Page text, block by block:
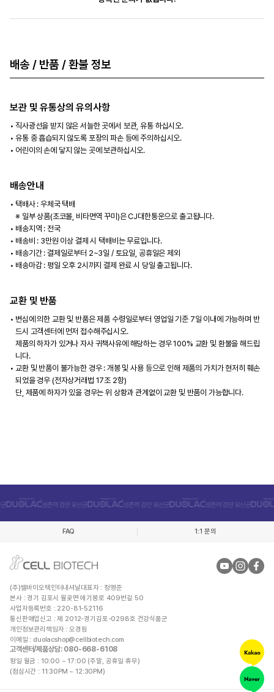
배송 / 반품 / 환불 정보
보관 및 유통상의 유의사항
직사광선을 받지 않은 서늘한 곳에서 보관, 유통 하십시오.
유통 중 흡습되지 않도록 포장의 파손 등에 주의하십시오.
어린이의 손에 닿지 않는 곳에 보관하십시오.
배송안내
택배사 : 우체국 택배
※ 일부 상품(초코볼, 비타면역 꾸미)은 CJ대한통운으로 출고됩니다.
배송지역 : 전국
배송비 : 3만원 이상 결제 시 택배비는 무료입니다.
배송기간 : 결제일로부터 2~3일 / 토요일, 공휴일은 제외
배송마감 : 평일 오후 2시까지 결제 완료 시 당일 출고됩니다.
교환 및 반품
변심에 의한 교환 및 반품은 제품 수령일로부터 영업일 기준 7일 이내에 가능하며 반
드시 고객센터에 먼저 접수해주십시오.
제품의 하자가 있거나 자사 귀책사유에 해당하는 경우 100% 교환 및 환불을 해드립
니다.
교환 및 반품이 불가능한 경우 : 개봉 및 사용 등으로 인해 제품의 가치가 현저히 훼손
되었을 경우 (전자상거래법 17조 2항)
단, 제품에 하자가 있을 경우는 위 상황과 관계없이 교환 및 반품이 가능합니다.
FAQ 1:1 문의
(주)쎌바이오텍인터내셔날대표자 : 정명준
본사 : 경기 김포시 월곶면 애기봉로 409번길 50
사업자등록번호 : 220-81-52116
통신판매업신고 : 제 2012-경기김포-0298호 건강식품군
개인정보관리책임자 : 오경림
이메일 : duolacshop@cellbiotech.com
고객센터/제품상담: 080-668-6108
평일 월금 : 10:00 ~ 17:00 (주말, 공휴일 휴무)
(점심시간 : 11:30PM ~ 12:30PM)